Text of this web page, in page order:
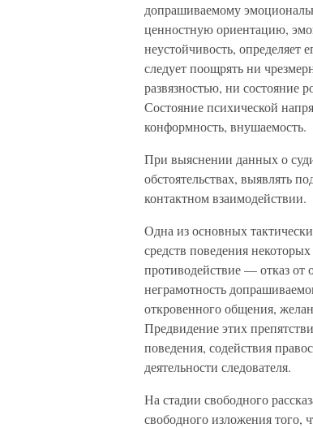
допрашиваемому
ценностную ориентацию,
неустойчивость,
следует поощрять ни
развязностью, ни состояние
Состояние психической
конформность, внушаемость.
При выяснении данных о
обстоятельствах, выявлять
контактном взаимодействии.
Одна из основных
средств поведения
противодействие — отказ
неграмотность
откровенного общения,
Предвидение этих
поведения, содействия
деятельности следователя.
На стадии свободного
свободного изложения того,